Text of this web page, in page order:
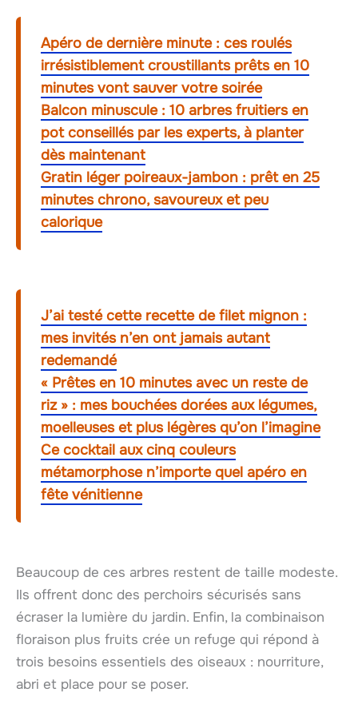
Apéro de dernière minute : ces roulés
irrésistiblement croustillants prêts en 10
minutes vont sauver votre soirée
Balcon minuscule : 10 arbres fruitiers en
pot conseillés par les experts, à planter
dès maintenant
Gratin léger poireaux-jambon : prêt en 25
minutes chrono, savoureux et peu
calorique
J’ai testé cette recette de filet mignon :
mes invités n’en ont jamais autant
redemandé
« Prêtes en 10 minutes avec un reste de
riz » : mes bouchées dorées aux légumes,
moelleuses et plus légères qu’on l’imagine
Ce cocktail aux cinq couleurs
métamorphose n’importe quel apéro en
fête vénitienne
Beaucoup de ces arbres restent de taille modeste.
Ils offrent donc des perchoirs sécurisés sans
écraser la lumière du jardin. Enfin, la combinaison
floraison plus fruits crée un refuge qui répond à
trois besoins essentiels des oiseaux : nourriture,
abri et place pour se poser.